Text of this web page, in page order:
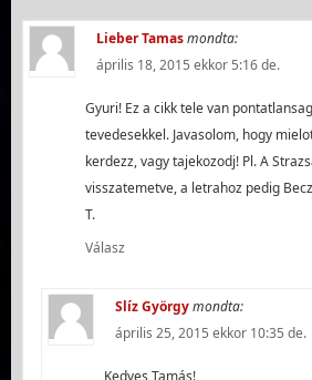
Lieber Tamasmondta:
április 18, 2015 ekkor 5:16 de.
Gyuri! Ez a cikk tele van
tevedesekkel. Javasolom, hogy
kerdezz, vagy tajekozodj! Pl. A
visszatemetve, a letrahoz pedig
T.
Válasz
Slíz Györgymondta:
április 25, 2015 ekkor 10:35 de.